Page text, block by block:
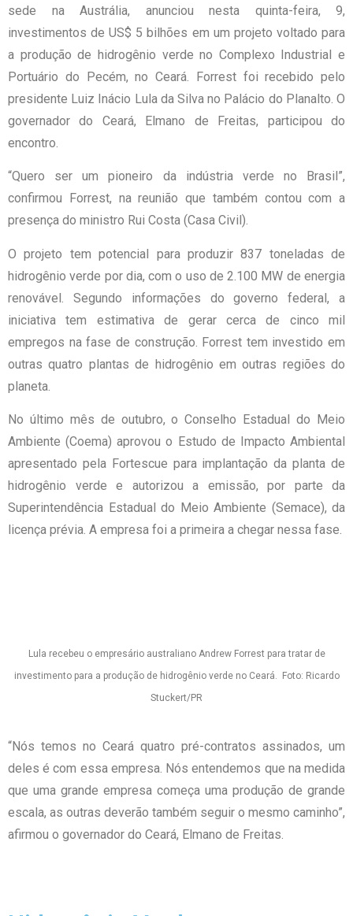
sede na Austrália, anunciou nesta quinta-feira, 9,
investimentos de US$ 5 bilhões em um projeto voltado para
a produção de hidrogênio verde no Complexo Industrial e
Portuário do Pecém, no Ceará. Forrest foi recebido pelo
presidente Luiz Inácio Lula da Silva no Palácio do Planalto. O
governador do Ceará, Elmano de Freitas, participou do
encontro.
“Quero ser um pioneiro da indústria verde no Brasil”,
confirmou Forrest, na reunião que também contou com a
presença do ministro Rui Costa (Casa Civil).
O projeto tem potencial para produzir 837 toneladas de
hidrogênio verde por dia, com o uso de 2.100 MW de energia
renovável. Segundo informações do governo federal, a
iniciativa tem estimativa de gerar cerca de cinco mil
empregos na fase de construção. Forrest tem investido em
outras quatro plantas de hidrogênio em outras regiões do
planeta.
No último mês de outubro, o Conselho Estadual do Meio
Ambiente (Coema) aprovou o Estudo de Impacto Ambiental
apresentado pela Fortescue para implantação da planta de
hidrogênio verde e autorizou a emissão, por parte da
Superintendência Estadual do Meio Ambiente (Semace), da
licença prévia. A empresa foi a primeira a chegar nessa fase.
Lula recebeu o empresário australiano Andrew Forrest para tratar de
investimento para a produção de hidrogênio verde no Ceará. Foto: Ricardo
Stuckert/PR
“Nós temos no Ceará quatro pré-contratos assinados, um
deles é com essa empresa. Nós entendemos que na medida
que uma grande empresa começa uma produção de grande
escala, as outras deverão também seguir o mesmo caminho”,
afirmou o governador do Ceará, Elmano de Freitas.